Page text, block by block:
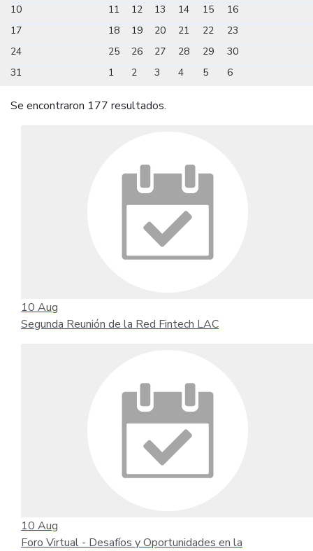
10
11 12 13 14 15
16
17
18 19 20 21 22
23
24
25 26 27 28 29
30
31
1 2 3 4 5 6
Se encontraron 177 resultados.
10 Aug
Segunda Reunión de la Red Fintech LAC
10 Aug
Foro Virtual - Desafíos y Oportunidades en la